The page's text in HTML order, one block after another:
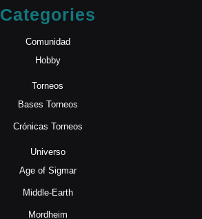
Categories
Comunidad
Hobby
Torneos
Bases Torneos
Crónicas Torneos
Universo
Age of Sigmar
Middle-Earth
Mordheim